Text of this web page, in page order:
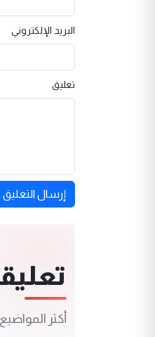
البريد الإلكتروني
تعليق
إرسال التعليق
أكثر